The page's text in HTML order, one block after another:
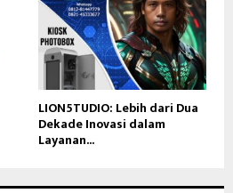
LION5TUDIO: Lebih dari Dua
Dekade Inovasi dalam
Layanan...